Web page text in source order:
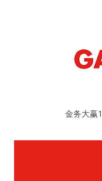
金务大赢